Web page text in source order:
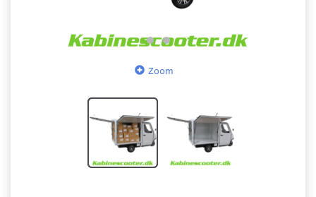
Zoom